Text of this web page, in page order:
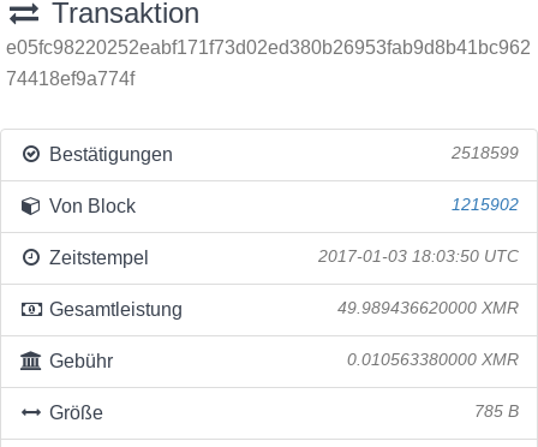
Transaktion
e05fc98220252eabf171f73d02ed380b26953fab9d8b41bc962
74418ef9a774f
Bestätigungen 2518599
Von Block 1215902
Zeitstempel 2017-01-03 18:03:50 UTC
Gesamtleistung 49.989436620000 XMR
Gebühr 0.010563380000 XMR
Größe 785 B